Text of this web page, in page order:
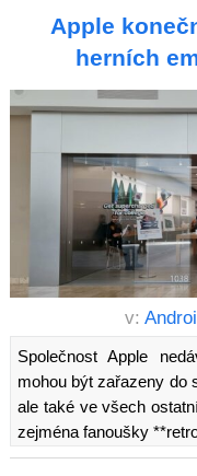
Apple
herních
v:
Společnost Apple
mohou být zařazeny do
ale také ve všech
zejména fanoušky